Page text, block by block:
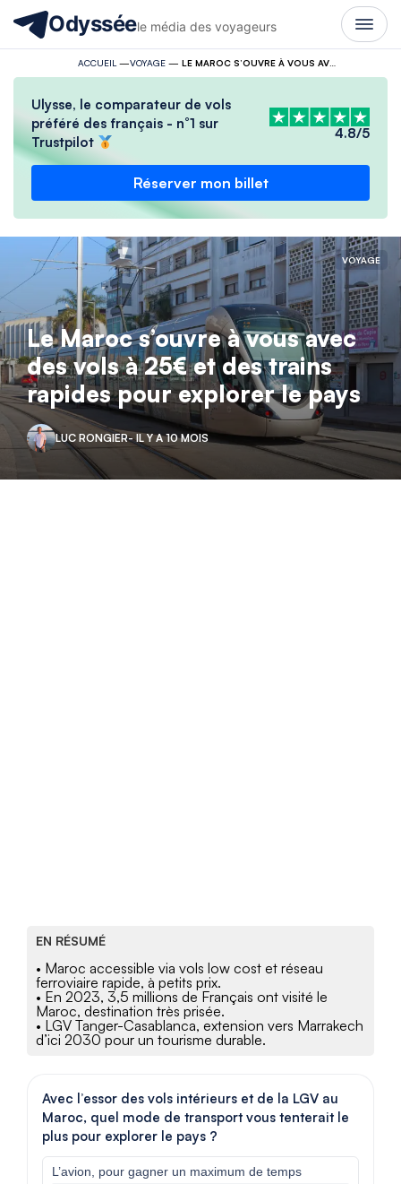
Odysséele média des voyageurs
ACCUEIL —VOYAGE— LE MAROC S’OUVRE À VOUS AVEC DES VOLS À 25€ ET DES TRAINS RAPIDES POUR EXPLORER LE PAYS
Ulysse, le comparateur de vols
préféré des français - n°1 sur
Trustpilot
4.8/5
Réserver mon billet
VOYAGE
Le Maroc s’ouvre à vous avec
des vols à 25€ et des trains
rapides pour explorer le pays
LUC RONGIER- IL Y A 10 MOIS
EN RÉSUMÉ
• Maroc accessible via vols low cost et réseau
ferroviaire rapide, à petits prix.
• En 2023, 3,5 millions de Français ont visité le
Maroc, destination très prisée.
• LGV Tanger-Casablanca, extension vers Marrakech
d’ici 2030 pour un tourisme durable.
Avec l’essor des vols intérieurs et de la LGV au
Maroc, quel mode de transport vous tenterait le
plus pour explorer le pays ?
L’avion, pour gagner un maximum de temps